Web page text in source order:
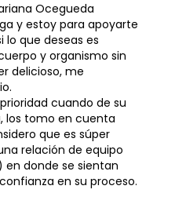
Ocegueda
y estoy para apoyarte
que deseas es
y organismo sin
delicioso, me
cuando de su
los tomo en cuenta
que es súper
relación de equipo
donde se sientan
en su proceso.